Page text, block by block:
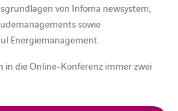
von Infoma newsystem,
sowie
Energiemanagement.
in die Online-Konferenz immer zwei